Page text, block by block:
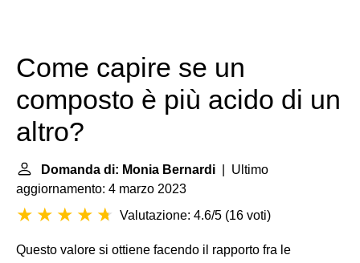
Come capire se un
composto è più acido di un
altro?
Domanda di: Monia Bernardi | Ultimo
aggiornamento: 4 marzo 2023
Valutazione: 4.6/5 (16 voti)
Questo valore si ottiene facendo il rapporto fra le